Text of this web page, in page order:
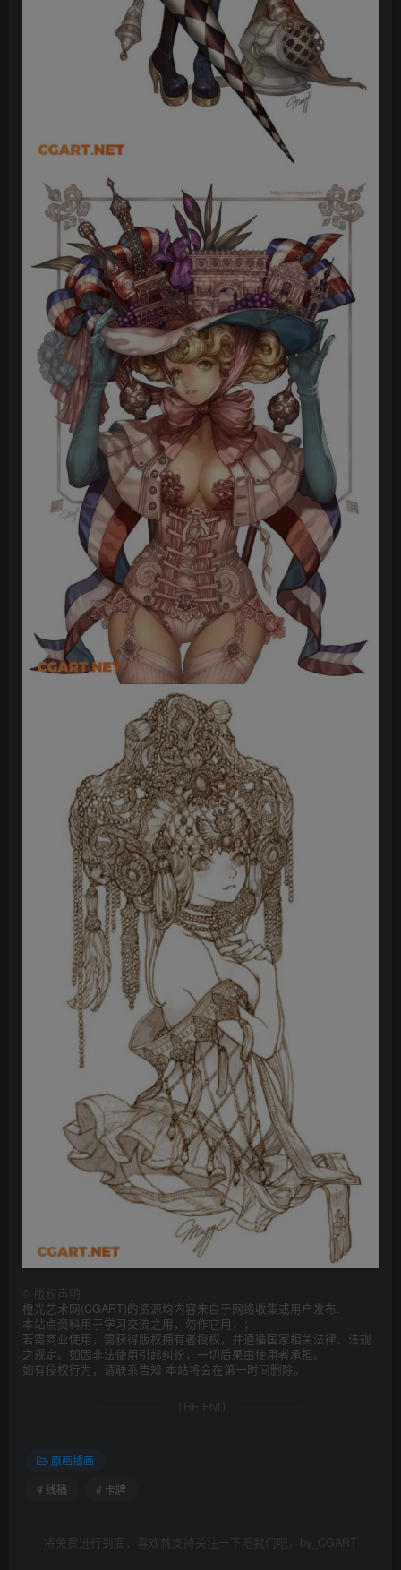
版权声明
橙光艺术网(CGART)的资源均内容来自于网络收集或用户发布.
本站点资料用于学习交流之用，勿作它用，；
若需商业使用，需获得版权拥有者授权，并遵循国家相关法律、法规
之规定。如因非法使用引起纠纷，一切后果由使用者承担。
如有侵权行为，请联系告知 本站将会在第一时间删除。
THE END
原画插画
# 线稿
# 卡牌
将免费进行到底，喜欢就支持关注一下吧我们吧，by_CGART